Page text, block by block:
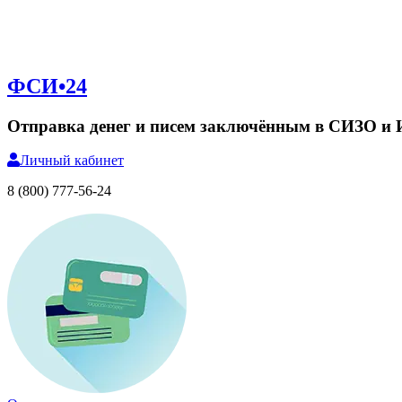
ФСИ•24
Отправка денег и писем заключённым в СИЗО и
Личный кабинет
8 (800) 777-56-24